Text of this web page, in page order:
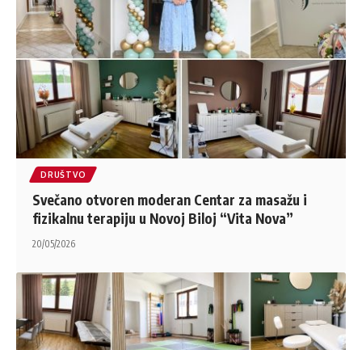
DRUŠTVO
Svečano otvoren moderan Centar za masažu i
fizikalnu terapiju u Novoj Biloj “Vita Nova”
20/05/2026